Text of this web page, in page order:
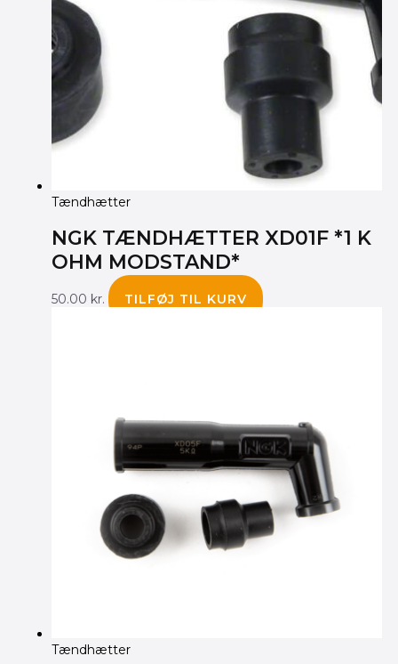
Tændhætter
NGK TÆNDHÆTTER XD01F *1 K
OHM MODSTAND*
50.00 kr. TILFØJ TIL KURV
Tændhætter